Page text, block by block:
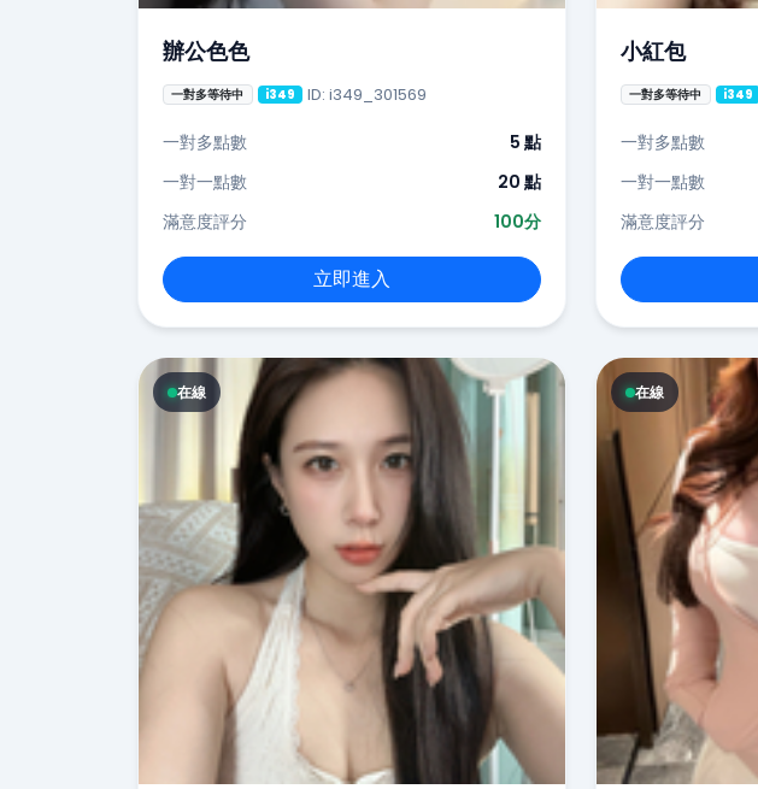
辦公色色
一對多等待中 i349 ID: i349_301569
一對多點數
5 點
一對一點數
20 點
滿意度評分
100分
立即進入
小紅包
一對多等待中 i349
一對多點數
一對一點數
滿意度評分
在線 在線